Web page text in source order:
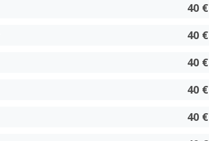
40 €
40 €
40 €
40 €
40 €